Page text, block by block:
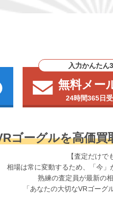
入力かんたん
無料メー
24時間365日受
ゴーグルを高価買
【査定だけで
相場は常に変動するため、「今」
熟練の査定員が最新の
「あなたの大切なVRゴーグ